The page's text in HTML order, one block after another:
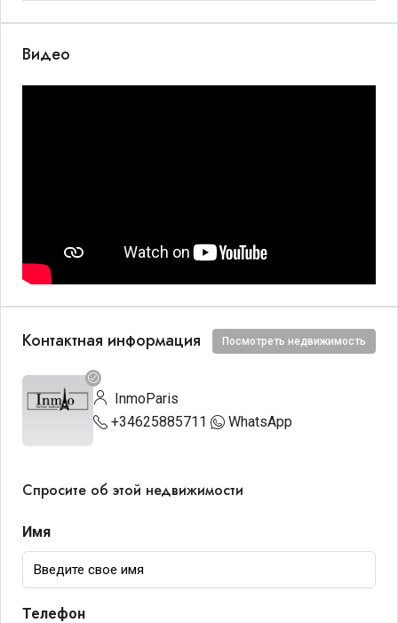
Видео
Контактная информация Посмотреть недвижимость
InmoParis
+34625885711
WhatsApp
Спросите об этой недвижимости
Имя
Телефон